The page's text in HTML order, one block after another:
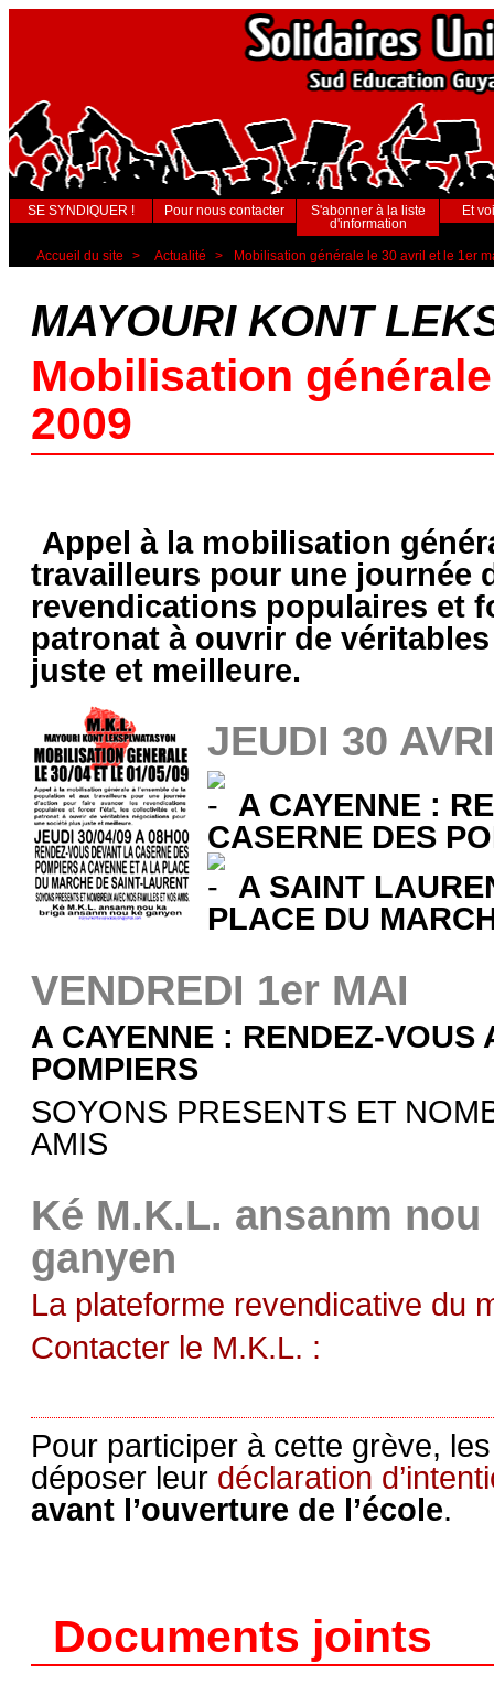
SE SYNDIQUER ! Pour nous contacter
S'abonner à la liste
d'information
Et
Accueil du site > Actualité > Mobilisation générale le 30 avril et le 1er
MAYOURI KONT
Mobilisation
2009
Appel à la mobilisation
travailleurs pour une journée
revendications populaires et
patronat à ouvrir de
juste et meilleure.
JEUDI 30
A CAYENNE :
CASERNE DES
A SAINT
PLACE DU
VENDREDI 1er MAI
A CAYENNE : RENDEZ-VOUS
POMPIERS
SOYONS PRESENTS ET
AMIS
Ké M.K.L. ansanm
ganyen
La plateforme revendicative du
Contacter le M.K.L. :
Pour participer à cette grève,
déposer leur déclaration
avant l’ouverture de l’école.
Documents joints